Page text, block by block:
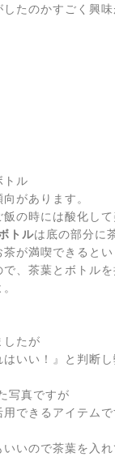
たのかすごく興味
トル
があります。
の時には酸化し
トルは底の部分に
が満喫できるとい
、茶葉とボトルを
したが
いい！』と判断
写真ですが
できるアイテムで
いので茶葉を入れ